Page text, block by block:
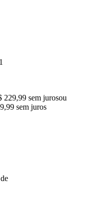
229,99 sem jurosou
sem juros